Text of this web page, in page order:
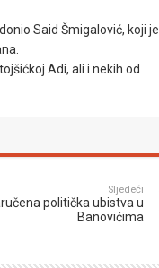
Said Šmigalović, koji je
Adi, ali i nekih od
Sljedeći
politička ubistva u
Banovićima